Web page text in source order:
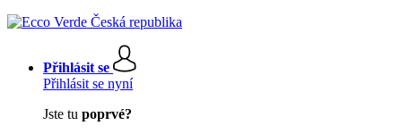
Přihlásit se
Přihlásit se nyní
Jste tu poprvé?